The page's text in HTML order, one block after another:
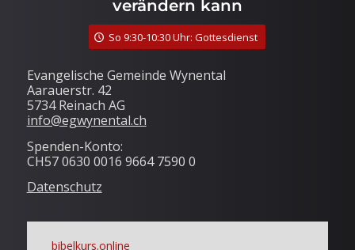
verändern kann
So 9:30-10:30 Uhr: Gottesdienst
Evangelische Gemeinde Wynental
Aarauerstr. 42
5734 Reinach AG
info@egwynental.ch
Spenden-Konto:
CH57 0630 0016 9664 7590 0
Datenschutz
bibelkurs.online